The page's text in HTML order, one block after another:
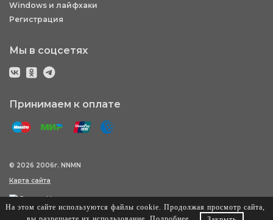
Windows и лайфхаки
Регистрация
Мы в соцсетях
Принимаем к оплате
© 2026 2006г. NNMN
Карта сайта
На этом сайте используются файлы cookie. Продолжая просмотр сайта,